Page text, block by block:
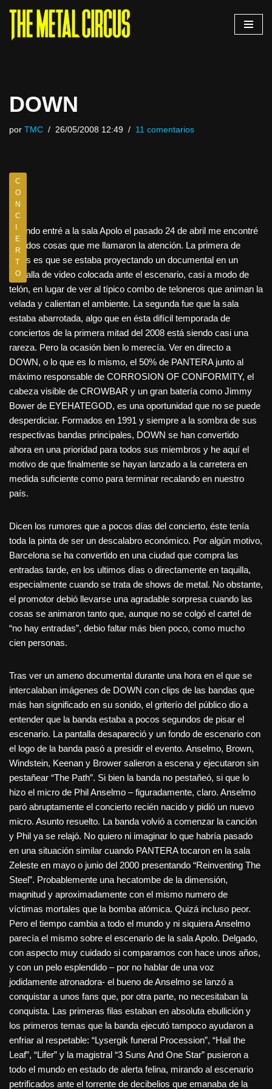
Saltar
DOWN
por TMC 26/05/2008 12:49 11 comentarios
C
O
N
C
I
E
R
T
O
Cuando entré a la sala Apolo el pasado 24 de abril me encontré
con dos cosas que me llamaron la atención. La primera de
todas es que se estaba proyectando un documental en un
pantalla de video colocada ante el escenario, casi a modo de
telón, en lugar de ver al típico combo de teloneros que animan la
velada y calientan el ambiente. La segunda fue que la sala
estaba abarrotada, algo que en ésta difícil temporada de
conciertos de la primera mitad del 2008 está siendo casi una
rareza. Pero la ocasión bien lo merecía. Ver en directo a
DOWN, o lo que es lo mismo, el 50% de PANTERA junto al
máximo responsable de CORROSION OF CONFORMITY, el
cabeza visible de CROWBAR y un gran batería como Jimmy
Bower de EYEHATEGOD, es una oportunidad que no se puede
desperdiciar. Formados en 1991 y siempre a la sombra de sus
respectivas bandas principales, DOWN se han convertido
ahora en una prioridad para todos sus miembros y he aquí el
motivo de que finalmente se hayan lanzado a la carretera en
medida suficiente como para terminar recalando en nuestro
país.
Dicen los rumores que a pocos días del concierto, éste tenía
toda la pinta de ser un descalabro económico. Por algún motivo,
Barcelona se ha convertido en una ciudad que compra las
entradas tarde, en los ultimos días o directamente en taquilla,
especialmente cuando se trata de shows de metal. No obstante,
el promotor debió llevarse una agradable sorpresa cuando las
cosas se animaron tanto que, aunque no se colgó el cartel de
“no hay entradas”, debio faltar más bien poco, como mucho
cien personas.
Tras ver un ameno documental durante una hora en el que se
intercalaban imágenes de DOWN con clips de las bandas que
más han significado en su sonido, el griterío del público dio a
entender que la banda estaba a pocos segundos de pisar el
escenario. La pantalla desapareció y un fondo de escenario con
el logo de la banda pasó a presidir el evento. Anselmo, Brown,
Windstein, Keenan y Brower salieron a escena y ejecutaron sin
pestañear “The Path”. Si bien la banda no pestañeó, si que lo
hizo el micro de Phil Anselmo – figuradamente, claro. Anselmo
paró abruptamente el concierto recién nacido y pidió un nuevo
micro. Asunto resuelto. La banda volvió a comenzar la canción
y Phil ya se relajó. No quiero ni imaginar lo que habría pasado
en una situación similar cuando PANTERA tocaron en la sala
Zeleste en mayo o junio del 2000 presentando “Reinventing The
Steel”. Probablemente una hecatombe de la dimensión,
magnitud y aproximadamente con el mismo numero de
víctimas mortales que la bomba atómica. Quizá incluso peor.
Pero el tiempo cambia a todo el mundo y ni siquiera Anselmo
parecía el mismo sobre el escenario de la sala Apolo. Delgado,
con aspecto muy cuidado si comparamos con hace unos años,
y con un pelo esplendido – por no hablar de una voz
jodidamente atronadora- el bueno de Anselmo se lanzó a
conquistar a unos fans que, por otra parte, no necesitaban la
conquista. Las primeras filas estaban en absoluta ebullición y
los primeros temas que la banda ejecutó tampoco ayudaron a
enfriar al respetable: “Lysergik funeral Procession”, “Hail the
Leaf”, “Lifer” y la magistral “3 Suns And One Star” pusieron a
todo el mundo en estado de alerta felina, mirando al escenario
petrificados ante el torrente de decibelios que emanaba de la